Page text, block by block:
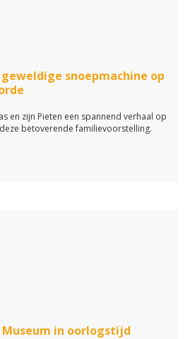
snoepmachine op
en zijn Pieten een spannend verhaal op
betoverende familievoorstelling.
in oorlogstijd